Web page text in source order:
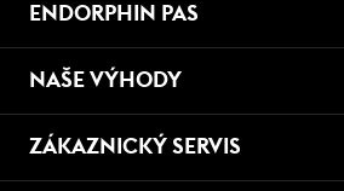
ENDORPHIN PAS
NAŠE VÝHODY
ZÁKAZNICKÝ SERVIS